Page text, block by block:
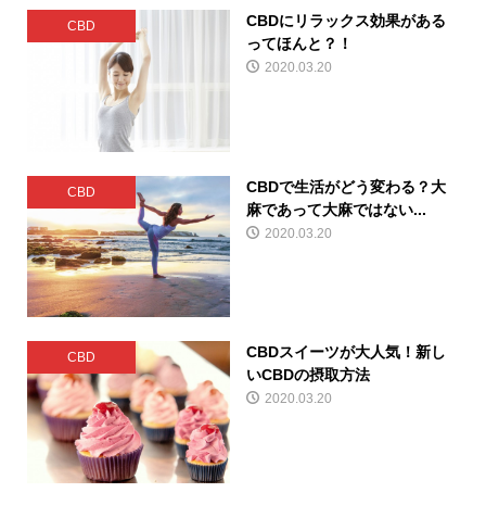
CBD
CBDにリラックス効果がある
ってほんと？！
2020.03.20
CBD
CBDで生活がどう変わる？大
麻であって大麻ではない...
2020.03.20
CBD
CBDスイーツが大人気！新し
いCBDの摂取方法
2020.03.20